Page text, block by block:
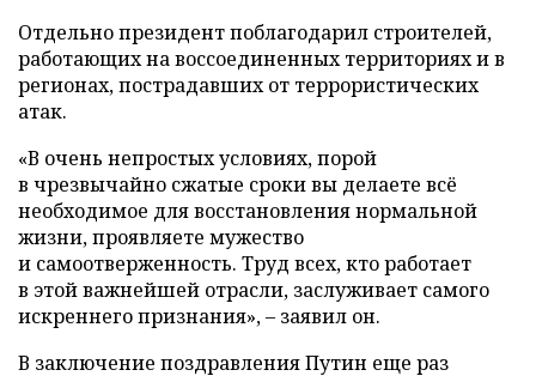
Отдельно президент поблагодарил строителей,
работающих на воссоединенных территориях и в
регионах, пострадавших от террористических
атак.
«В очень непростых условиях, порой
в чрезвычайно сжатые сроки вы делаете всё
необходимое для восстановления нормальной
жизни, проявляете мужество
и самоотверженность. Труд всех, кто работает
в этой важнейшей отрасли, заслуживает самого
искреннего признания», – заявил он.
В заключение поздравления Путин еще раз